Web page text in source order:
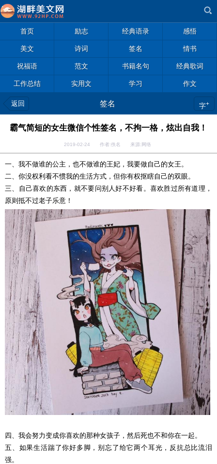
首页 励志 经典语录 感悟
美文 诗词 签名 情书
祝福语 范文 书籍名句 经典歌词
工作总结 实用文 学习 作文
返回 签名 字+
霸气简短的女生微信个性签名，不拘一格，炫出自我！
2019-02-24 作者:佚名 来源:网络
一、我不做谁的公主，也不做谁的王妃，我要做自己的女王。
二、你没权利看不惯我的生活方式，但你有权抠瞎自己的双眼。
三、自己喜欢的东西，就不要问别人好不好看。喜欢胜过所有道理，
原则抵不过老子乐意！
四、我会努力变成你喜欢的那种女孩子，然后死也不和你在一起。
五、如果生活踹了你好多脚，别忘了给它两个耳光，反抗总比流泪
强。